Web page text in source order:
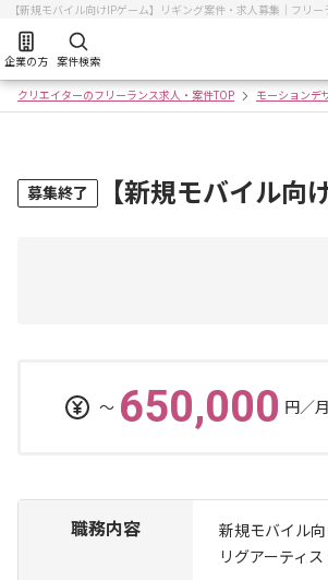
【新規モバイル向けIPゲーム】リギング案件・求人募集｜フリ
企業の方 案件検索
クリエイターのフリーランス求人・案件TOP モーションデ
募集終了 【新規モバイル向
〜 650,000 円／月
職務内容
新規モバイル
リグアーティ